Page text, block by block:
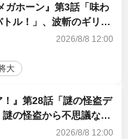
ガホーン』第3話「味わ
ル！」、波斬のギリコ
んできた！2026/8/8 12:00
大
』第28話「謎の怪盗デ
の怪盗から不思議な予
2026/8/8 12:00